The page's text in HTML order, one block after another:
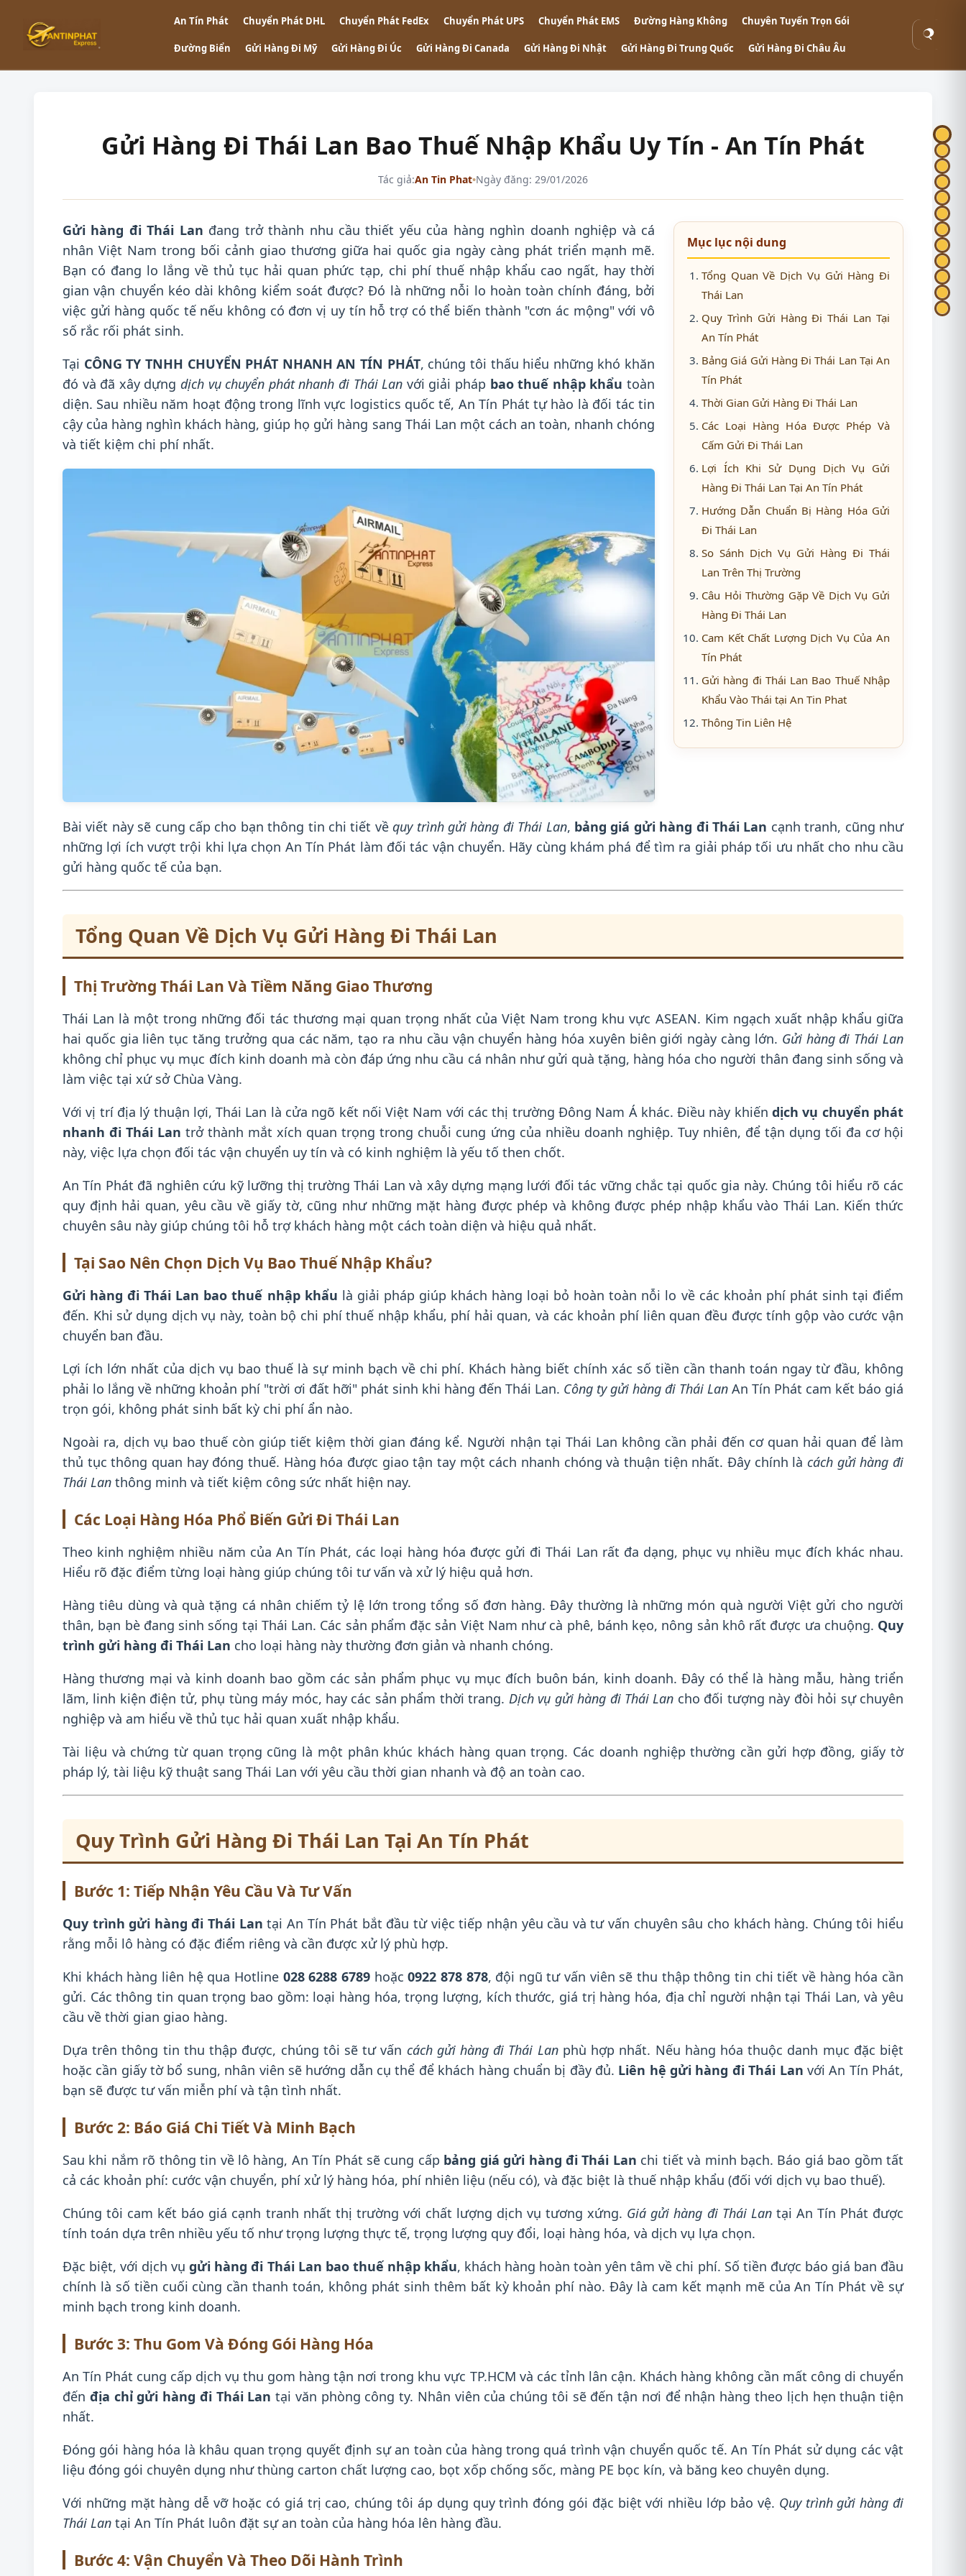
An Tín Phát Chuyển Phát DHL Chuyển Phát FedEx Chuyển Phát UPS Chuyển Phát EMS Đường Hàng Không Chuyên Tuyến Trọn Gói
Đường Biển Gửi Hàng Đi Mỹ Gửi Hàng Đi Úc Gửi Hàng Đi Canada Gửi Hàng Đi Nhật Gửi Hàng Đi Trung Quốc Gửi Hàng Đi Châu Âu
Tìm
Gửi Hàng Đi Thái Lan Bao Thuế Nhập Khẩu Uy Tín - An Tín Phát
Tác giả:An Tin Phat•Ngày đăng: 29/01/2026
Mục lục nội dung
Tổng Quan Về Dịch Vụ Gửi Hàng Đi
Thái Lan
Quy Trình Gửi Hàng Đi Thái Lan Tại
An Tín Phát
Bảng Giá Gửi Hàng Đi Thái Lan Tại An
Tín Phát
Thời Gian Gửi Hàng Đi Thái Lan
Các Loại Hàng Hóa Được Phép Và
Cấm Gửi Đi Thái Lan
Lợi Ích Khi Sử Dụng Dịch Vụ Gửi
Hàng Đi Thái Lan Tại An Tín Phát
Hướng Dẫn Chuẩn Bị Hàng Hóa Gửi
Đi Thái Lan
So Sánh Dịch Vụ Gửi Hàng Đi Thái
Lan Trên Thị Trường
Câu Hỏi Thường Gặp Về Dịch Vụ Gửi
Hàng Đi Thái Lan
Cam Kết Chất Lượng Dịch Vụ Của An
Tín Phát
Gửi hàng đi Thái Lan Bao Thuế Nhập
Khẩu Vào Thái tại An Tin Phat
Thông Tin Liên Hệ
Gửi hàng đi Thái Lan đang trở thành nhu cầu thiết yếu của hàng nghìn doanh nghiệp và cá
nhân Việt Nam trong bối cảnh giao thương giữa hai quốc gia ngày càng phát triển mạnh mẽ.
Bạn có đang lo lắng về thủ tục hải quan phức tạp, chi phí thuế nhập khẩu cao ngất, hay thời
gian vận chuyển kéo dài không kiểm soát được? Đó là những nỗi lo hoàn toàn chính đáng, bởi
việc gửi hàng quốc tế nếu không có đơn vị uy tín hỗ trợ có thể biến thành "cơn ác mộng" với vô
số rắc rối phát sinh.
Tại CÔNG TY TNHH CHUYỂN PHÁT NHANH AN TÍN PHÁT, chúng tôi thấu hiểu những khó khăn
đó và đã xây dựng dịch vụ chuyển phát nhanh đi Thái Lan với giải pháp bao thuế nhập khẩu toàn
diện. Sau nhiều năm hoạt động trong lĩnh vực logistics quốc tế, An Tín Phát tự hào là đối tác tin
cậy của hàng nghìn khách hàng, giúp họ gửi hàng sang Thái Lan một cách an toàn, nhanh chóng
và tiết kiệm chi phí nhất.
Bài viết này sẽ cung cấp cho bạn thông tin chi tiết vềquy trình gửi hàng đi Thái Lan, bảng giá gửi hàng đi Thái Lan cạnh tranh, cũng như
những lợi ích vượt trội khi lựa chọn An Tín Phát làm đối tác vận chuyển. Hãy cùng khám phá để tìm ra giải pháp tối ưu nhất cho nhu cầu
gửi hàng quốc tế của bạn.
Tổng Quan Về Dịch Vụ Gửi Hàng Đi Thái Lan
Thị Trường Thái Lan Và Tiềm Năng Giao Thương
Thái Lan là một trong những đối tác thương mại quan trọng nhất của Việt Nam trong khu vực ASEAN. Kim ngạch xuất nhập khẩu giữa
hai quốc gia liên tục tăng trưởng qua các năm, tạo ra nhu cầu vận chuyển hàng hóa xuyên biên giới ngày càng lớn. Gửi hàng đi Thái Lan
không chỉ phục vụ mục đích kinh doanh mà còn đáp ứng nhu cầu cá nhân như gửi quà tặng, hàng hóa cho người thân đang sinh sống và
làm việc tại xứ sở Chùa Vàng.
Với vị trí địa lý thuận lợi, Thái Lan là cửa ngõ kết nối Việt Nam với các thị trường Đông Nam Á khác. Điều này khiếndịch vụ chuyển phát
nhanh đi Thái Lan trở thành mắt xích quan trọng trong chuỗi cung ứng của nhiều doanh nghiệp. Tuy nhiên, để tận dụng tối đa cơ hội
này, việc lựa chọn đối tác vận chuyển uy tín và có kinh nghiệm là yếu tố then chốt.
An Tín Phát đã nghiên cứu kỹ lưỡng thị trường Thái Lan và xây dựng mạng lưới đối tác vững chắc tại quốc gia này. Chúng tôi hiểu rõ các
quy định hải quan, yêu cầu về giấy tờ, cũng như những mặt hàng được phép và không được phép nhập khẩu vào Thái Lan. Kiến thức
chuyên sâu này giúp chúng tôi hỗ trợ khách hàng một cách toàn diện và hiệu quả nhất.
Tại Sao Nên Chọn Dịch Vụ Bao Thuế Nhập Khẩu?
Gửi hàng đi Thái Lan bao thuế nhập khẩu là giải pháp giúp khách hàng loại bỏ hoàn toàn nỗi lo về các khoản phí phát sinh tại điểm
đến. Khi sử dụng dịch vụ này, toàn bộ chi phí thuế nhập khẩu, phí hải quan, và các khoản phí liên quan đều được tính gộp vào cước vận
chuyển ban đầu.
Lợi ích lớn nhất của dịch vụ bao thuế là sự minh bạch về chi phí. Khách hàng biết chính xác số tiền cần thanh toán ngay từ đầu, không
phải lo lắng về những khoản phí "trời ơi đất hỡi" phát sinh khi hàng đến Thái Lan. Công ty gửi hàng đi Thái Lan An Tín Phát cam kết báo giá
trọn gói, không phát sinh bất kỳ chi phí ẩn nào.
Ngoài ra, dịch vụ bao thuế còn giúp tiết kiệm thời gian đáng kể. Người nhận tại Thái Lan không cần phải đến cơ quan hải quan để làm
thủ tục thông quan hay đóng thuế. Hàng hóa được giao tận tay một cách nhanh chóng và thuận tiện nhất. Đây chính là cách gửi hàng đi
Thái Lan thông minh và tiết kiệm công sức nhất hiện nay.
Các Loại Hàng Hóa Phổ Biến Gửi Đi Thái Lan
Theo kinh nghiệm nhiều năm của An Tín Phát, các loại hàng hóa được gửi đi Thái Lan rất đa dạng, phục vụ nhiều mục đích khác nhau.
Hiểu rõ đặc điểm từng loại hàng giúp chúng tôi tư vấn và xử lý hiệu quả hơn.
Hàng tiêu dùng và quà tặng cá nhân chiếm tỷ lệ lớn trong tổng số đơn hàng. Đây thường là những món quà người Việt gửi cho người
thân, bạn bè đang sinh sống tại Thái Lan. Các sản phẩm đặc sản Việt Nam như cà phê, bánh kẹo, nông sản khô rất được ưa chuộng. Quy
trình gửi hàng đi Thái Lan cho loại hàng này thường đơn giản và nhanh chóng.
Hàng thương mại và kinh doanh bao gồm các sản phẩm phục vụ mục đích buôn bán, kinh doanh. Đây có thể là hàng mẫu, hàng triển
lãm, linh kiện điện tử, phụ tùng máy móc, hay các sản phẩm thời trang. Dịch vụ gửi hàng đi Thái Lan cho đối tượng này đòi hỏi sự chuyên
nghiệp và am hiểu về thủ tục hải quan xuất nhập khẩu.
Tài liệu và chứng từ quan trọng cũng là một phân khúc khách hàng quan trọng. Các doanh nghiệp thường cần gửi hợp đồng, giấy tờ
pháp lý, tài liệu kỹ thuật sang Thái Lan với yêu cầu thời gian nhanh và độ an toàn cao.
Quy Trình Gửi Hàng Đi Thái Lan Tại An Tín Phát
Bước 1: Tiếp Nhận Yêu Cầu Và Tư Vấn
Quy trình gửi hàng đi Thái Lan tại An Tín Phát bắt đầu từ việc tiếp nhận yêu cầu và tư vấn chuyên sâu cho khách hàng. Chúng tôi hiểu
rằng mỗi lô hàng có đặc điểm riêng và cần được xử lý phù hợp.
Khi khách hàng liên hệ qua Hotline 028 6288 6789hoặc0922 878 878, đội ngũ tư vấn viên sẽ thu thập thông tin chi tiết về hàng hóa cần
gửi. Các thông tin quan trọng bao gồm: loại hàng hóa, trọng lượng, kích thước, giá trị hàng hóa, địa chỉ người nhận tại Thái Lan, và yêu
cầu về thời gian giao hàng.
Dựa trên thông tin thu thập được, chúng tôi sẽ tư vấn cách gửi hàng đi Thái Lanphù hợp nhất. Nếu hàng hóa thuộc danh mục đặc biệt
hoặc cần giấy tờ bổ sung, nhân viên sẽ hướng dẫn cụ thể để khách hàng chuẩn bị đầy đủ. Liên hệ gửi hàng đi Thái Lan với An Tín Phát,
bạn sẽ được tư vấn miễn phí và tận tình nhất.
Bước 2: Báo Giá Chi Tiết Và Minh Bạch
Sau khi nắm rõ thông tin về lô hàng, An Tín Phát sẽ cung cấp bảng giá gửi hàng đi Thái Lan chi tiết và minh bạch. Báo giá bao gồm tất
cả các khoản phí: cước vận chuyển, phí xử lý hàng hóa, phí nhiên liệu (nếu có), và đặc biệt là thuế nhập khẩu (đối với dịch vụ bao thuế).
Chúng tôi cam kết báo giá cạnh tranh nhất thị trường với chất lượng dịch vụ tương xứng. Giá gửi hàng đi Thái Lantại An Tín Phát được
tính toán dựa trên nhiều yếu tố như trọng lượng thực tế, trọng lượng quy đổi, loại hàng hóa, và dịch vụ lựa chọn.
Đặc biệt, với dịch vụgửi hàng đi Thái Lan bao thuế nhập khẩu, khách hàng hoàn toàn yên tâm về chi phí. Số tiền được báo giá ban đầu
chính là số tiền cuối cùng cần thanh toán, không phát sinh thêm bất kỳ khoản phí nào. Đây là cam kết mạnh mẽ của An Tín Phát về sự
minh bạch trong kinh doanh.
Bước 3: Thu Gom Và Đóng Gói Hàng Hóa
An Tín Phát cung cấp dịch vụ thu gom hàng tận nơi trong khu vực TP.HCM và các tỉnh lân cận. Khách hàng không cần mất công di chuyển
đến địa chỉ gửi hàng đi Thái Lan tại văn phòng công ty. Nhân viên của chúng tôi sẽ đến tận nơi để nhận hàng theo lịch hẹn thuận tiện
nhất.
Đóng gói hàng hóa là khâu quan trọng quyết định sự an toàn của hàng trong quá trình vận chuyển quốc tế. An Tín Phát sử dụng các vật
liệu đóng gói chuyên dụng như thùng carton chất lượng cao, bọt xốp chống sốc, màng PE bọc kín, và băng keo chuyên dụng.
Với những mặt hàng dễ vỡ hoặc có giá trị cao, chúng tôi áp dụng quy trình đóng gói đặc biệt với nhiều lớp bảo vệ. Quy trình gửi hàng đi
Thái Lan tại An Tín Phát luôn đặt sự an toàn của hàng hóa lên hàng đầu.
Bước 4: Vận Chuyển Và Theo Dõi Hành Trình